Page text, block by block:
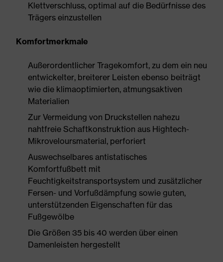
Klettverschluss, optimal auf die Bedürfnisse des
Trägers einzustellen
Komfortmerkmale
Außerordentlicher Tragekomfort, zu dem ein neu
entwickelter, breiterer Leisten ebenso beiträgt
wie die klimaoptimierten, atmungsaktiven
Materialien
Zur Vermeidung von Druckstellen nahezu
nahtfreie Schaftkonstruktion aus Hightech-
Mikroveloursmaterial, perforiert
Auswechselbares antistatisches
Komfortfußbett mit
Feuchtigkeitstransportsystem und zusätzlicher
Fersen- und Vorfußdämpfung sowie guten,
unterstützenden Eigenschaften für das
Fußgewölbe
Die Größen 35 bis 40 werden über einen
Damenleisten hergestellt